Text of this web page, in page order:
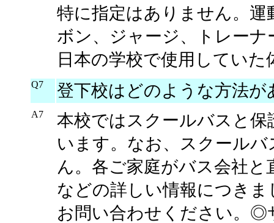
特に指定はありません。
ボン、ジャージ、トレー
日本の学校で使用してい
Q7 登下校はどのような方法が
A7
本校ではスクールバスと
います。なお、スクール
ん。各ご家庭がバス会社
などの詳しい情報につき
お問い合わせください